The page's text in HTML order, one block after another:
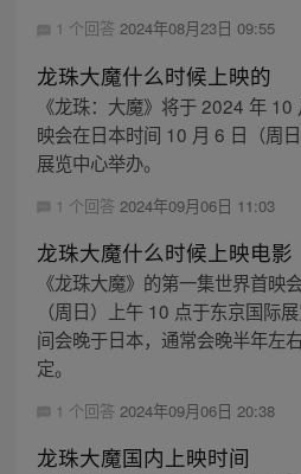
1 个回答 2024年08月23日 09:55
龙珠大魔什么时候上映的
《龙珠：大魔》将于 2024 年
映会在日本时间 10 月 6 日（周
展览中心举办。
1 个回答 2024年09月06日 11:03
龙珠大魔什么时候上映电影
《龙珠大魔》的第一集世界首映
（周日）上午 10 点于东京国际
间会晚于日本，通常会晚半年左
定。
1 个回答 2024年09月06日 20:38
龙珠大魔国内上映时间